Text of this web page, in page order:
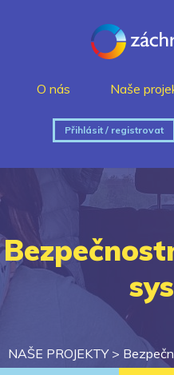
O nás Naše
Přihlásit / registrovat
NAŠE PROJEKTY>